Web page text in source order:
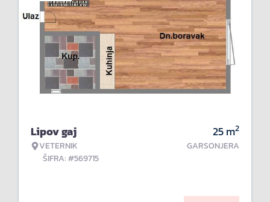
Lipov gaj
VETERNIK
ŠIFRA: #569715
25m2
GARSONJERA